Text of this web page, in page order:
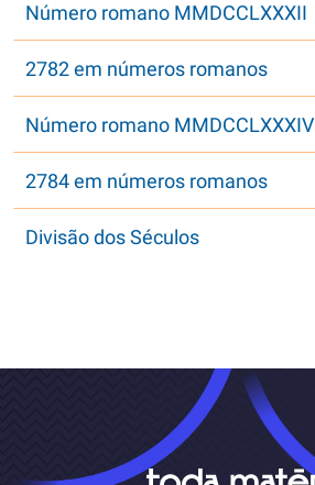
Número romano MMDCCLXXXII
2782 em números romanos
Número romano MMDCCLXXXIV
2784 em números romanos
Divisão dos Séculos